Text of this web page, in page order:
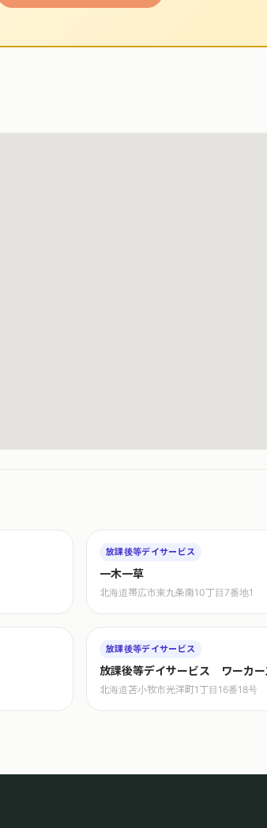
放課後等デイサービス
一木一草
北海道帯広市東九条南10丁目7番地1
放課後等デイサービス
放課後等デイサービス ワーカ
北海道苫小牧市光洋町1丁目16番18号